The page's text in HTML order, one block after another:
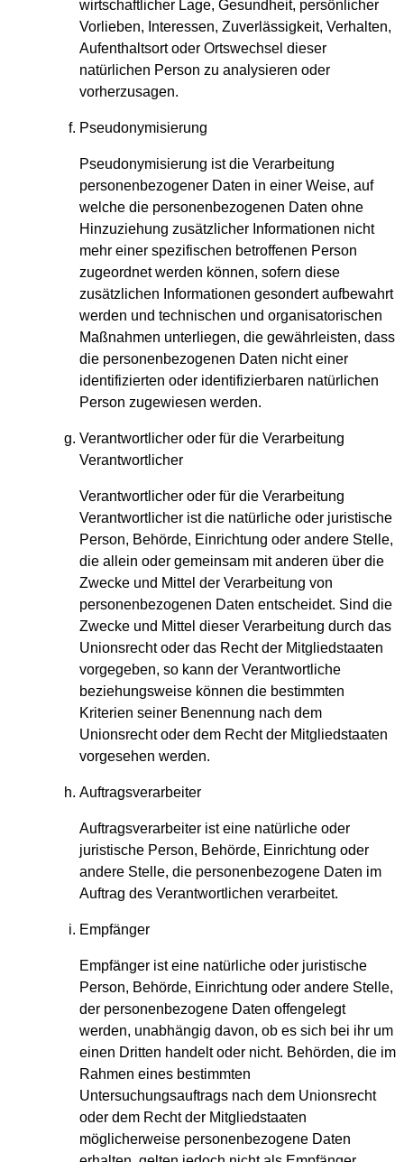
wirtschaftlicher Lage, Gesundheit, persönlicher
Vorlieben, Interessen, Zuverlässigkeit, Verhalten,
Aufenthaltsort oder Ortswechsel dieser
natürlichen Person zu analysieren oder
vorherzusagen.
Pseudonymisierung
Pseudonymisierung ist die Verarbeitung
personenbezogener Daten in einer Weise, auf
welche die personenbezogenen Daten ohne
Hinzuziehung zusätzlicher Informationen nicht
mehr einer spezifischen betroffenen Person
zugeordnet werden können, sofern diese
zusätzlichen Informationen gesondert aufbewahrt
werden und technischen und organisatorischen
Maßnahmen unterliegen, die gewährleisten, dass
die personenbezogenen Daten nicht einer
identifizierten oder identifizierbaren natürlichen
Person zugewiesen werden.
Verantwortlicher oder für die Verarbeitung
Verantwortlicher
Verantwortlicher oder für die Verarbeitung
Verantwortlicher ist die natürliche oder juristische
Person, Behörde, Einrichtung oder andere Stelle,
die allein oder gemeinsam mit anderen über die
Zwecke und Mittel der Verarbeitung von
personenbezogenen Daten entscheidet. Sind die
Zwecke und Mittel dieser Verarbeitung durch das
Unionsrecht oder das Recht der Mitgliedstaaten
vorgegeben, so kann der Verantwortliche
beziehungsweise können die bestimmten
Kriterien seiner Benennung nach dem
Unionsrecht oder dem Recht der Mitgliedstaaten
vorgesehen werden.
Auftragsverarbeiter
Auftragsverarbeiter ist eine natürliche oder
juristische Person, Behörde, Einrichtung oder
andere Stelle, die personenbezogene Daten im
Auftrag des Verantwortlichen verarbeitet.
Empfänger
Empfänger ist eine natürliche oder juristische
Person, Behörde, Einrichtung oder andere Stelle,
der personenbezogene Daten offengelegt
werden, unabhängig davon, ob es sich bei ihr um
einen Dritten handelt oder nicht. Behörden, die im
Rahmen eines bestimmten
Untersuchungsauftrags nach dem Unionsrecht
oder dem Recht der Mitgliedstaaten
möglicherweise personenbezogene Daten